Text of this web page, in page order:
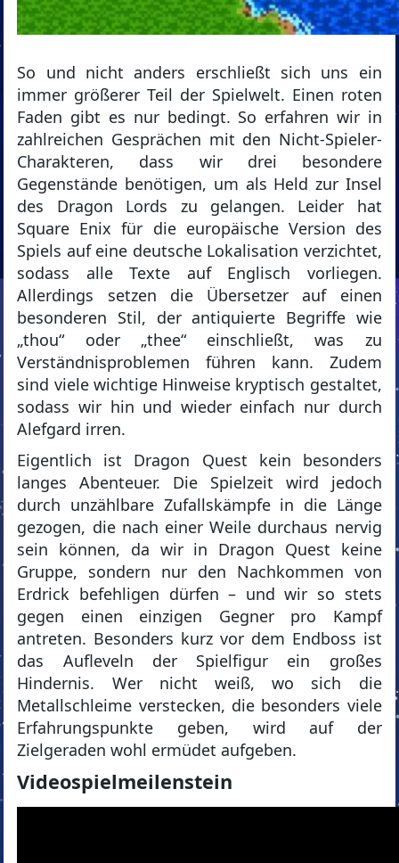
So und nicht anders erschließt sich uns ein
immer größerer Teil der Spielwelt. Einen roten
Faden gibt es nur bedingt. So erfahren wir in
zahlreichen Gesprächen mit den Nicht-Spieler-
Charakteren, dass wir drei besondere
Gegenstände benötigen, um als Held zur Insel
des Dragon Lords zu gelangen. Leider hat
Square Enix für die europäische Version des
Spiels auf eine deutsche Lokalisation verzichtet,
sodass alle Texte auf Englisch vorliegen.
Allerdings setzen die Übersetzer auf einen
besonderen Stil, der antiquierte Begriffe wie
„thou“ oder „thee“ einschließt, was zu
Verständnisproblemen führen kann. Zudem
sind viele wichtige Hinweise kryptisch gestaltet,
sodass wir hin und wieder einfach nur durch
Alefgard irren.
Eigentlich ist Dragon Quest kein besonders
langes Abenteuer. Die Spielzeit wird jedoch
durch unzählbare Zufallskämpfe in die Länge
gezogen, die nach einer Weile durchaus nervig
sein können, da wir in Dragon Quest keine
Gruppe, sondern nur den Nachkommen von
Erdrick befehligen dürfen – und wir so stets
gegen einen einzigen Gegner pro Kampf
antreten. Besonders kurz vor dem Endboss ist
das Aufleveln der Spielfigur ein großes
Hindernis. Wer nicht weiß, wo sich die
Metallschleime verstecken, die besonders viele
Erfahrungspunkte geben, wird auf der
Zielgeraden wohl ermüdet aufgeben.
Videospielmeilenstein